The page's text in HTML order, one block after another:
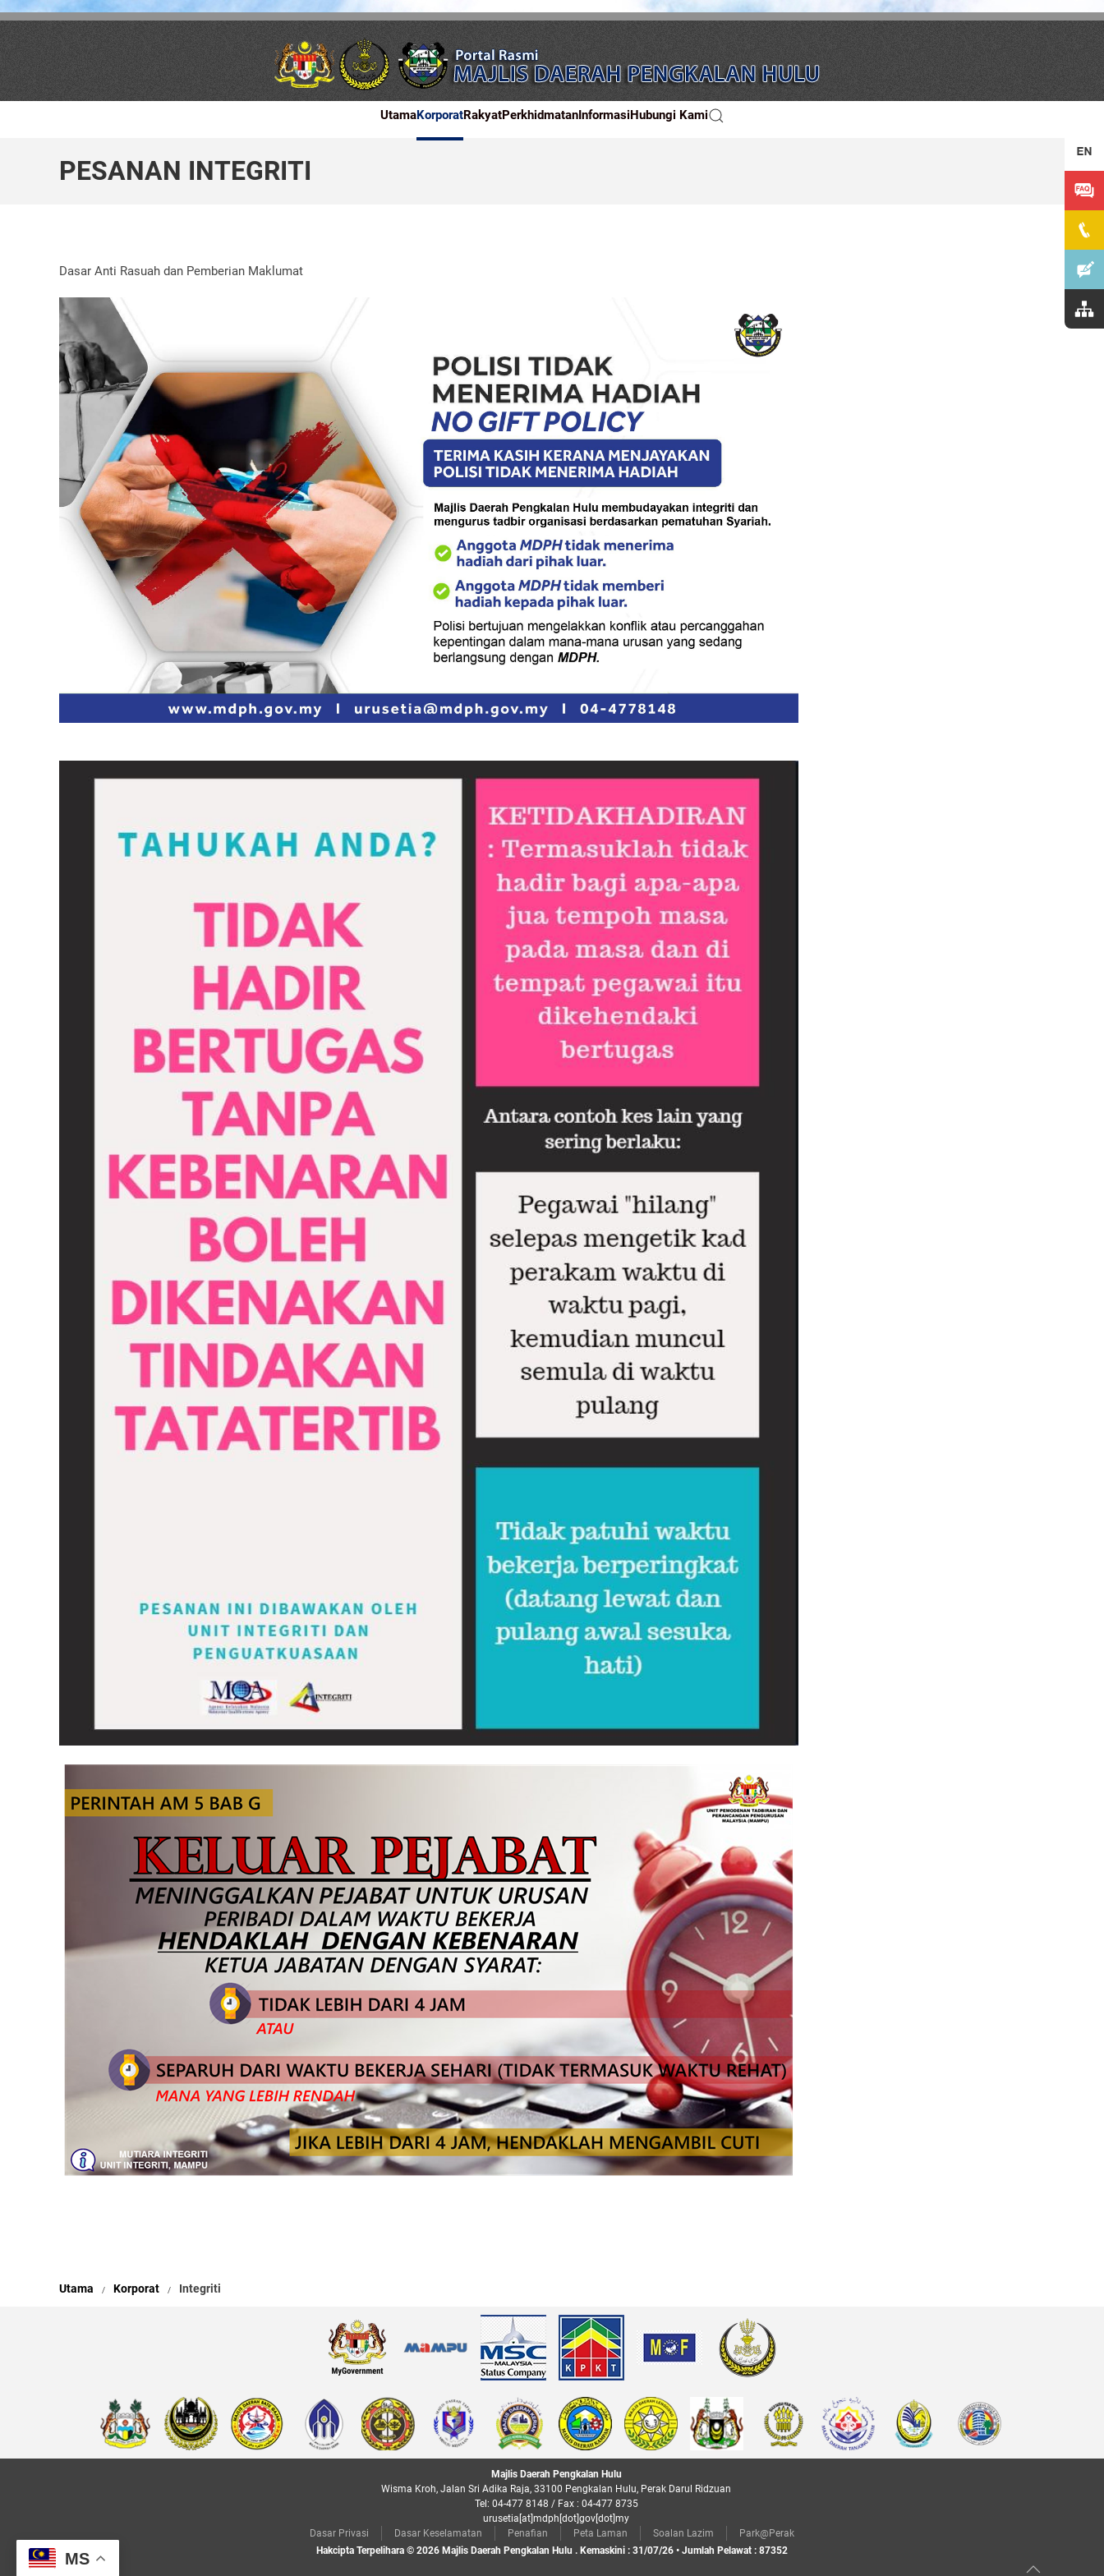
UtamaKorporatRakyatPerkhidmatanInformasiHubungi Kami
PESANAN INTEGRITI
Dasar Anti Rasuah dan Pemberian Maklumat
MS
Utama Korporat Integriti
Majlis Daerah Pengkalan Hulu
Wisma Kroh, Jalan Sri Adika Raja, 33100 Pengkalan Hulu, Perak Darul Ridzuan
Tel: 04-477 8148 / Fax : 04-477 8735
urusetia[at]mdph[dot]gov[dot]my
Dasar Privasi
Dasar Keselamatan Penafian Peta Laman Soalan Lazim
Park@Perak
Hakcipta Terpelihara © 2026 Majlis Daerah Pengkalan Hulu . Kemaskini : 31/07/26 • Jumlah Pelawat : 87352